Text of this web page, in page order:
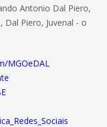
Antonio Dal Piero,
Dal Piero, Juvenal - o
MGOeDAL